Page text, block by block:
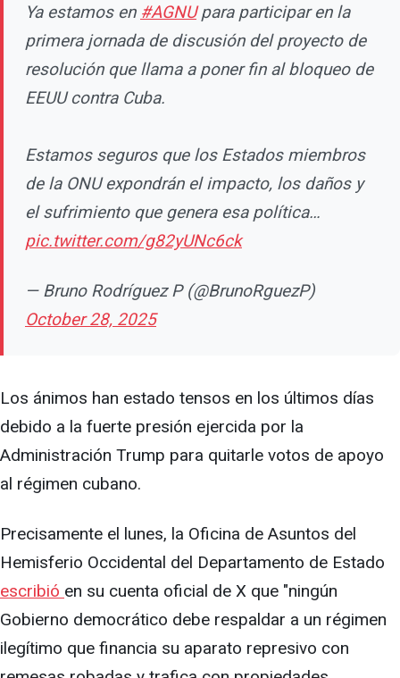
Ya estamos en #AGNUpara participar en la
primera jornada de discusión del proyecto de
resolución que llama a poner fin al bloqueo de
EEUU contra Cuba.
Estamos seguros que los Estados miembros
de la ONU expondrán el impacto, los daños y
el sufrimiento que genera esa política…
pic.twitter.com/g82yUNc6ck
— Bruno Rodríguez P (@BrunoRguezP)
October 28, 2025
Los ánimos han estado tensos en los últimos días
debido a la fuerte presión ejercida por la
Administración Trump para quitarle votos de apoyo
al régimen cubano.
Precisamente el lunes, la Oficina de Asuntos del
Hemisferio Occidental del Departamento de Estado
escribió en su cuenta oficial de X que "ningún
Gobierno democrático debe respaldar a un régimen
ilegítimo que financia su aparato represivo con